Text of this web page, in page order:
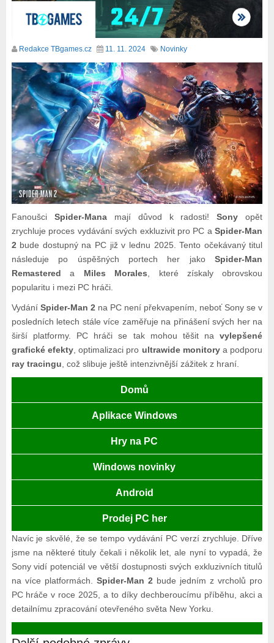
Redakce TBgames.cz 11. 11. 2024 Novinky
Fanoušci Spider-Manamají důvod k radosti!Sony opět
zrychluje proces vydávání svých exkluzivit pro PC aSpider-Man
2 bude dostupný na PC již v lednu 2025. Tento očekávaný titul
následuje po úspěšných portech her jakoSpider-Man
Remastered a Miles Morales , které získaly obrovskou
popularitu i mezi PC hráči.
Vydání Spider-Man 2 na PC není překvapením, neboť Sony se v
posledních letech stále více zaměřuje na přinášení svých her na
širší platformy. PC hráči se tak mohou těšit navylepšené
grafické efekty, optimalizaci pro ultrawide monitorya podporu
ray tracingu , což slibuje ještě intenzivnější zážitek z hraní.
Domů
Aplikace Windows
Hry na PC
Windows novinky
Android
Prodej PC her
Navíc je skvělé, že se tempo vydávání PC verzí zrychluje. Dříve
jsme na některé tituly čekali i několik let, ale nyní to vypadá, že
Sony vidí potenciál ve větší dostupnosti svých exkluzivních titulů
na více platformách. Spider-Man 2 bude jedním z vrcholů pro
PC hráče v roce 2025, a to díky dechberoucímu příběhu, akci a
detailnímu zpracování otevřeného světa New Yorku.